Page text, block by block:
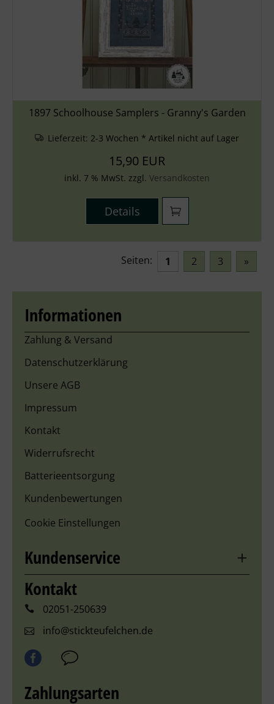
1897 Schoolhouse Samplers - Granny's Garden
Lieferzeit: 2-3 Wochen * Artikel nicht auf Lager
15,90 EUR
inkl. 7 % MwSt. zzgl. Versandkosten
Details
Seiten: 1 2 3 »
Informationen
Zahlung & Versand
Datenschutzerklärung
Unsere AGB
Impressum
Kontakt
Widerrufsrecht
Batterieentsorgung
Kundenbewertungen
Cookie Einstellungen
Kundenservice
Kontakt
02051-250639
info@stickteufelchen.de
Zahlungsarten